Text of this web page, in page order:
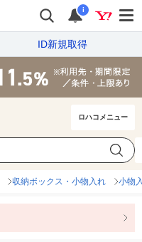
i
ID新規取得
ロハコメニュー
収納ボックス・小物入れ 小物